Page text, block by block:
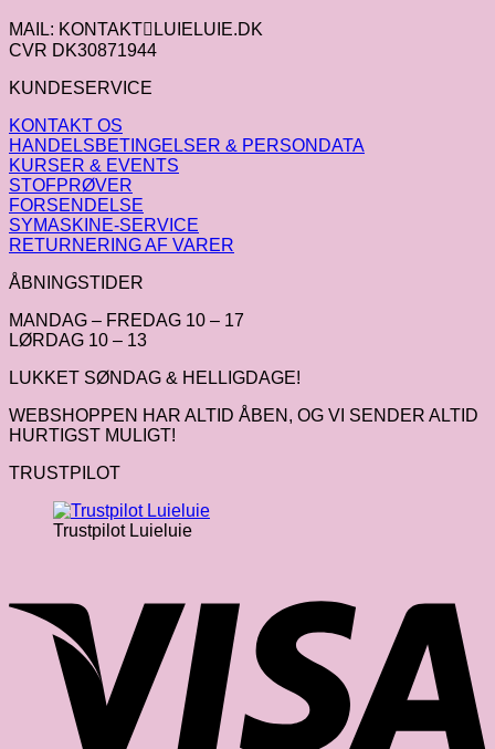
MAIL: KONTAKTLUIELUIE.DK
CVR DK30871944
KUNDESERVICE
KONTAKT OS
HANDELSBETINGELSER & PERSONDATA
KURSER & EVENTS
STOFPRØVER
FORSENDELSE
SYMASKINE-SERVICE
RETURNERING AF VARER
ÅBNINGSTIDER
MANDAG – FREDAG 10 – 17
LØRDAG 10 – 13
LUKKET SØNDAG & HELLIGDAGE!
WEBSHOPPEN HAR ALTID ÅBEN, OG VI SENDER ALTID
HURTIGST MULIGT!
TRUSTPILOT
Trustpilot Luieluie